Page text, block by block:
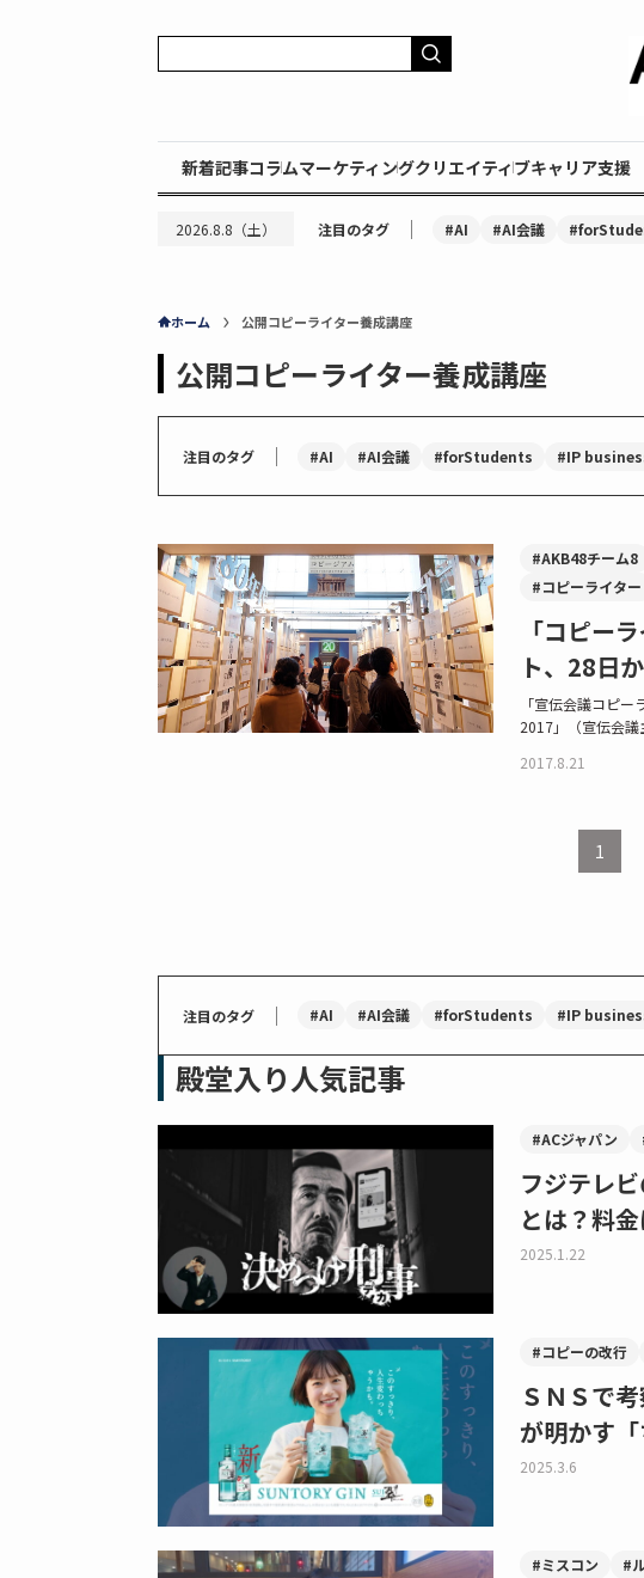
新着記事コラムマーケティングクリエイティブキャリア支援
2026.8.8（土） 注目のタグ ｜ #AI #AI会議
ホーム 公開コピーライター養成講座
公開コピーライター養成講座
注目のタグ ｜ #AI #AI会議 #forStudents #IP
#AKB48チーム8
#コピーライター
「コピー
ト、28日
「宣伝会議コピ
2017」（宣伝会
2017.8.21
1
注目のタグ ｜ #AI #AI会議 #forStudents #IP
殿堂入り人気記事
#ACジャパン
フジテレ
とは？料
2025.1.22
#コピーの改行
ＳＮＳで
が明かす
2025.3.6
#ミスコン #